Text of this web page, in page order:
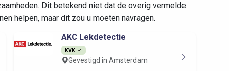
Dit betekend niet dat de overig vermelde
helpen, maar dit zou u moeten navragen.
AKC Lekdetectie
KVK
Gevestigd in Amsterdam